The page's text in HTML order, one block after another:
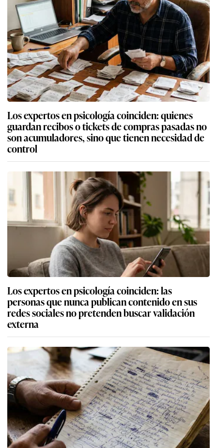
Los expertos en psicología coinciden: quienes
guardan recibos o tickets de compras pasadas no
son acumuladores, sino que tienen necesidad de
control
Los expertos en psicología coinciden: las
personas que nunca publican contenido en sus
redes sociales no pretenden buscar validación
externa